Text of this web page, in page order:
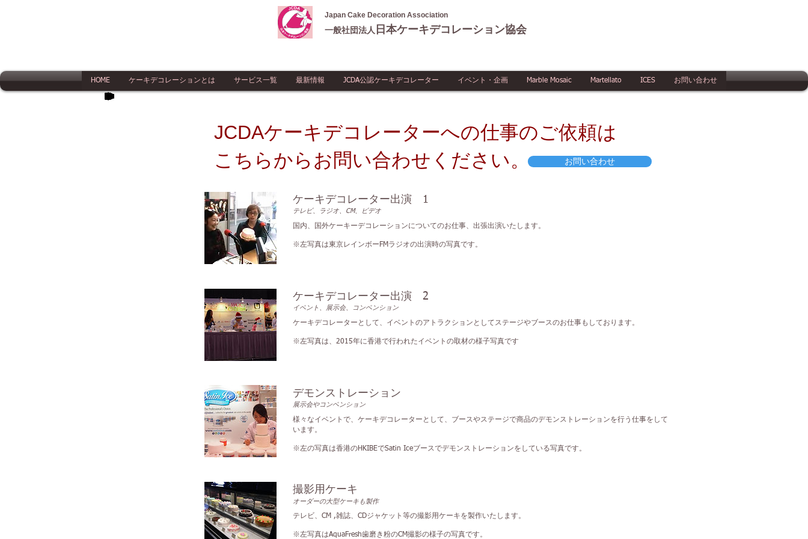
Japan Cake Decoration Association
一般社団法人 日本ケーキデコレーション協会
HOME ケーキデコレーションとは サービス一覧 最新情報 JCDA公認ケーキデコレーター イベント・企画 Marble Mosaic Martellato ICES お問い合わせ
ケーキデコレーター出演 1
テレビ、ラジオ、CM、ビデオ
国内、国外ケーキーデコレーションについてのお仕事、出張出演いたします。
※左写真は東京レインボーFMラジオの出演時の写真です。
ケーキデコレーター出演 2
イベント、展示会、コンベンション
ケーキデコレーターとして、イベントのアトラクションとしてステージやブースのお仕事もしております。
※左写真は、2015年に香港で行われたイベントの取材の様子写真です
デモンストレーション
展示会やコンベンション
様々なイベントで、ケーキデコレーターとして、ブースやステージで商品のデモンストレーションを行う仕事をして
います。
※左の写真は香港のHKIBEでSatin Iceブースでデモンストレーションをしている写真です。
撮影用ケーキ
オーダーの大型ケーキも製作
テレビ、CM ,雑誌、CDジャケット等の撮影用ケーキを製作いたします。
※左写真はAquaFresh歯磨き粉のCM撮影の様子の写真です。
JCDAケーキデコレーターへの仕事のご依頼は
こちらからお問い合わせください。
お問い合わせ